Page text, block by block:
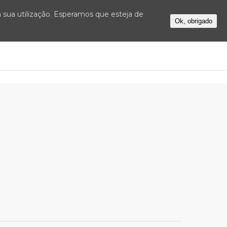
utilização. Esperamos que esteja de
Ok, obrigado